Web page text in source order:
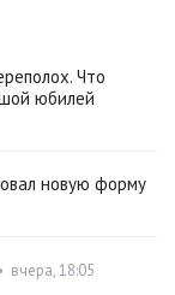
Что
юбилей
новую форму
вчера, 18:05